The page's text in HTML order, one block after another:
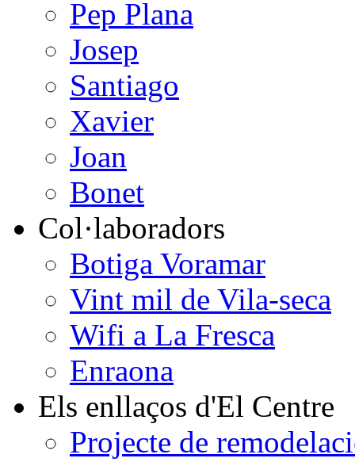
Pep Plana
Josep
Santiago
Xavier
Joan
Bonet
Col·laboradors
Botiga Voramar
Vint mil de Vila-seca
Wifi a La Fresca
Enraona
Els enllaços d'El Centre
Projecte de